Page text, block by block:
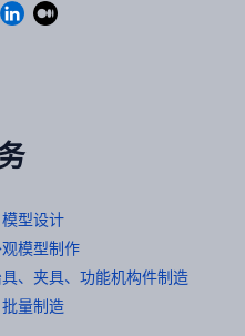
型设计
模型制作
、夹具、功能机构件制造
量制造